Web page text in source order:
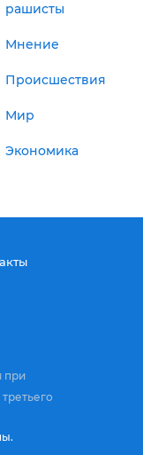
рашисты
Мнение
Происшествия
Мир
Экономика
при